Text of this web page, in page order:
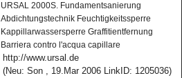
URSAL 2000S. Fundamentsanierung
Abdichtungstechnik Feuchtigkeitssperre
Kappillarwassersperre Graffitientfernung
Barriera contro l'acqua capillare
http://www.ursal.de
(Neu: Son , 19.Mar 2006 LinkID: 1205036)